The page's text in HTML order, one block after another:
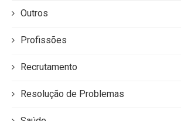
Outros
Profissões
Recrutamento
Resolução de Problemas